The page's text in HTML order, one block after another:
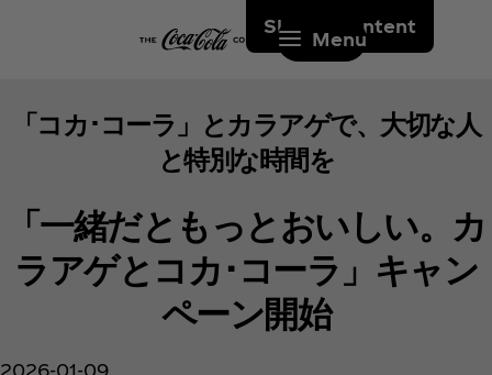
Skip to content
Menu
「コカ･コーラ」とカラアゲで、大切な人
と特別な時間を
「一緒だともっとおいしい。カ
ラアゲとコカ･コーラ」キャン
ペーン開始
2026-01-09